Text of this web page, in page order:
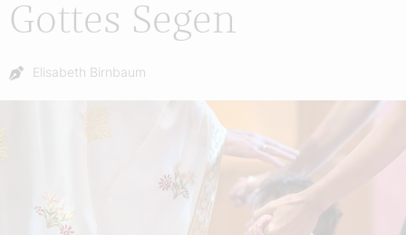
Gottes Segen
Autor:
Elisabeth Birnbaum